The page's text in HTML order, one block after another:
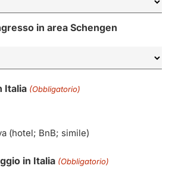
in area Schengen
Italia (Obbligatorio)
(hotel; BnB; simile)
in Italia (Obbligatorio)